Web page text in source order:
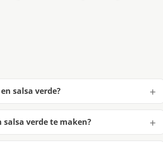
salsa verde?
verde te maken?